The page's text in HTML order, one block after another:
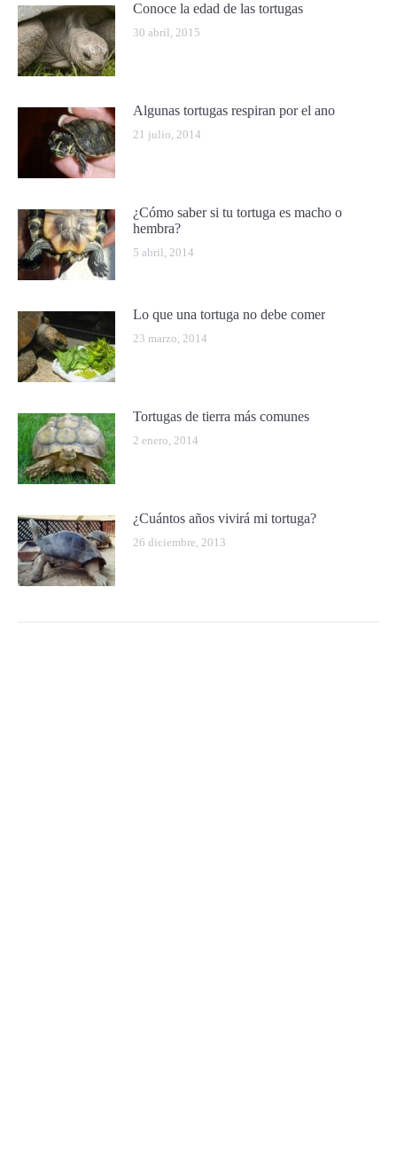
Conoce la edad de las tortugas
30 abril, 2015
Algunas tortugas respiran por el ano
21 julio, 2014
¿Cómo saber si tu tortuga es macho o
hembra?
5 abril, 2014
Lo que una tortuga no debe comer
23 marzo, 2014
Tortugas de tierra más comunes
2 enero, 2014
¿Cuántos años vivirá mi tortuga?
26 diciembre, 2013